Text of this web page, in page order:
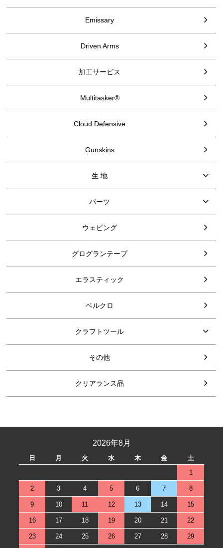
Emissary
Driven Arms
加工サービス
Multitasker®
Cloud Defensive
Gunskins
生 地
パーツ
ウェビング
グログランテープ
エラスティック
ベルクロ
クラフトツール
その他
クリアランス品
2026年8月
日 月 火 水 木 金
土
1
2 3 4 5 6 7 8
9 10 11 12 13 14 15
16 17 18 19 20 21 22
23 24 25 26 27 28 29